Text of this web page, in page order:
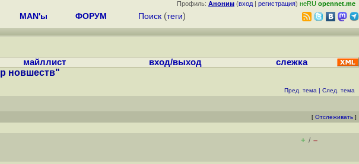
Профиль: Аноним (вход | регистрация) неRU opennet.me
MAN'ы ФОРУМ Поиск (теги)
майллист вход/выход слежка
новшеств"
Пред. тема | След. тема
[ Отслеживать ]
+ / –